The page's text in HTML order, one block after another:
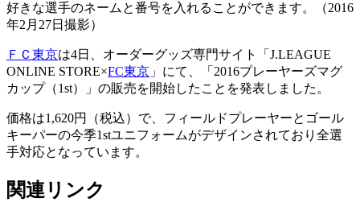
好きな選手のネームと番号を入れることができます。（2016
年2月27日撮影）
ＦＣ東京は4日、オーダーグッズ専門サイト「J.LEAGUE
ONLINE STORE×FC東京 」にて、「2016プレーヤーズマグ
カップ（1st）」の販売を開始したことを発表しました。
価格は1,620円（税込）で、フィールドプレーヤーとゴール
キーパーの今季1stユニフォームがデザインされており全選
手対応となっています。
関連リンク